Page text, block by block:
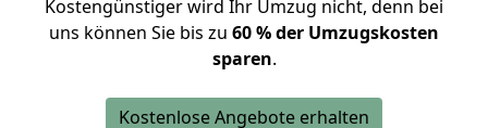
Kostengünstiger wird Ihr Umzug nicht, denn bei
uns können Sie bis zu 60 % der Umzugskosten
sparen.
Kostenlose Angebote erhalten